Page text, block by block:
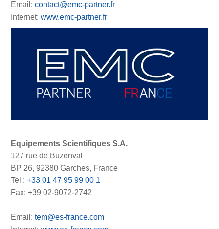
Email:contact@emc-partner.fr
Internet:www.emc-partner.fr
Equipements Scientifiques S.A.
127 rue de Buzenval
BP 26, 92380 Garches, France
Tel.:+33 01 47 95 99 00 1
Fax: +39 02-9072-2742
Email:tem@es-france.com